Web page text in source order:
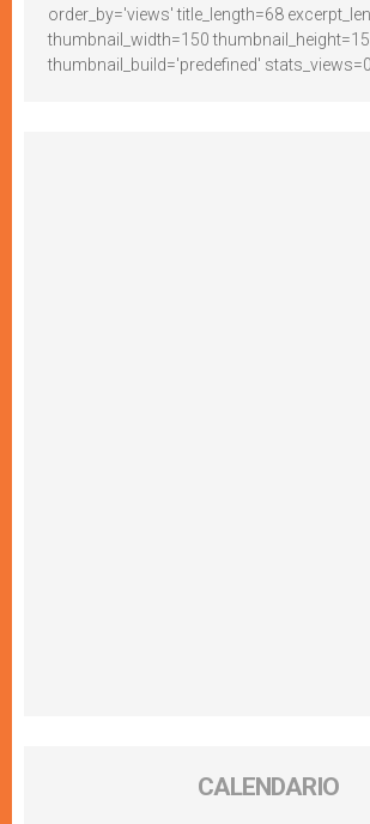
order_by='views' title_length=68
thumbnail_width=150
thumbnail_build='predefined' stats_views=0]
CALENDARIO